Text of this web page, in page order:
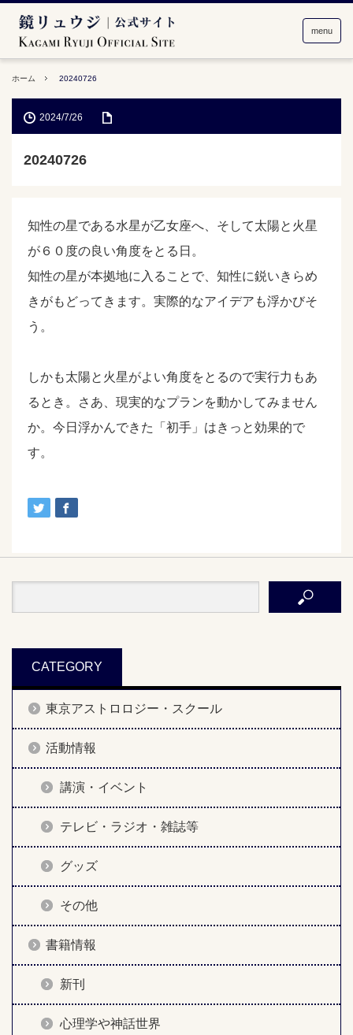
menu
ホーム 20240726
2024/7/26
20240726
知性の星である水星が乙女座へ、そして太陽と火星
が６０度の良い角度をとる日。
知性の星が本拠地に入ることで、知性に鋭いきらめ
きがもどってきます。実際的なアイデアも浮かびそ
う。
しかも太陽と火星がよい角度をとるので実行力もあ
るとき。さあ、現実的なプランを動かしてみません
か。今日浮かんできた「初手」はきっと効果的で
す。
CATEGORY
東京アストロロジー・スクール
活動情報
講演・イベント
テレビ・ラジオ・雑誌等
グッズ
その他
書籍情報
新刊
心理学や神話世界